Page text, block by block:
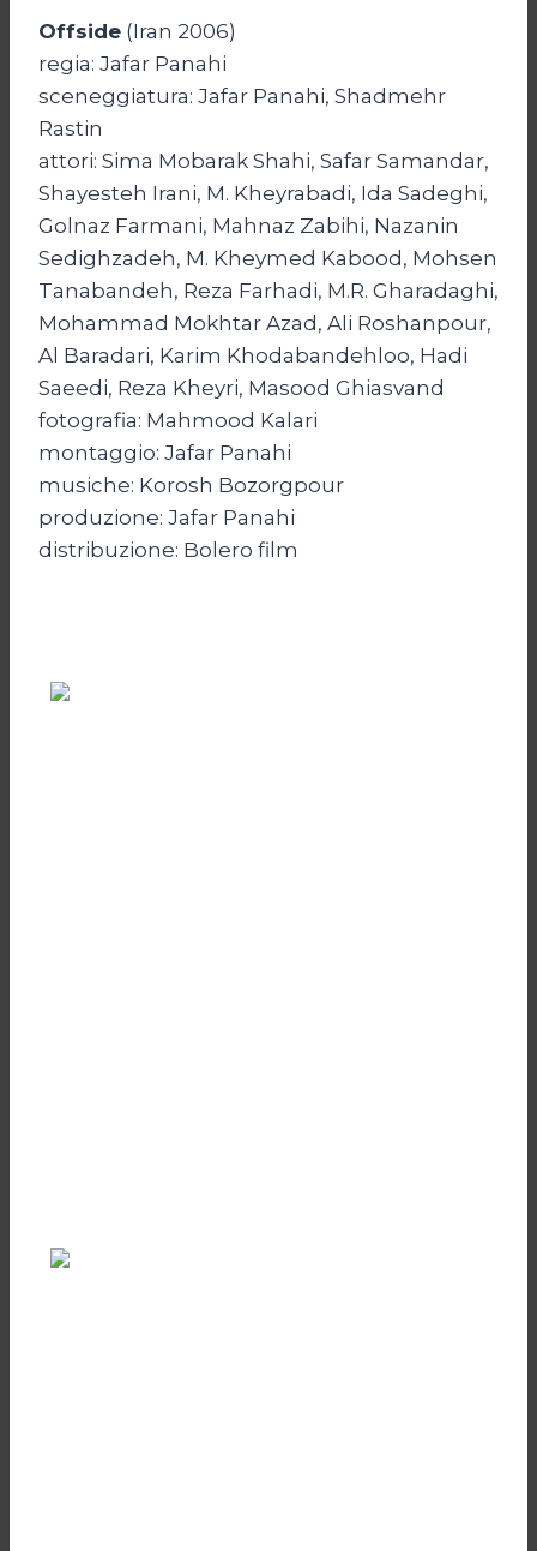
Offside (Iran 2006)
regia: Jafar Panahi
sceneggiatura: Jafar Panahi, Shadmehr
Rastin
attori: Sima Mobarak Shahi, Safar Samandar,
Shayesteh Irani, M. Kheyrabadi, Ida Sadeghi,
Golnaz Farmani, Mahnaz Zabihi, Nazanin
Sedighzadeh, M. Kheymed Kabood, Mohsen
Tanabandeh, Reza Farhadi, M.R. Gharadaghi,
Mohammad Mokhtar Azad, Ali Roshanpour,
Al Baradari, Karim Khodabandehloo, Hadi
Saeedi, Reza Kheyri, Masood Ghiasvand
fotografia: Mahmood Kalari
montaggio: Jafar Panahi
musiche: Korosh Bozorgpour
produzione: Jafar Panahi
distribuzione: Bolero film